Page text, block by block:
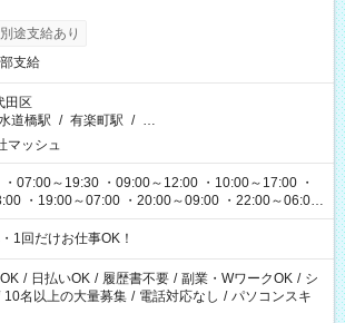
途支給あり
支給
田区
道橋駅 / 有楽町駅 / …
マッシュ
07:00～19:30 ・09:00～12:00 ・10:00～17:00 ・
・19:00～07:00 ・20:00～09:00 ・22:00～06:00
ご紹介！ ※シフトは
1回だけお仕事OK！
/ 日払いOK / 履歴書不要 / 副業・WワークOK / シ
10名以上の大量募集 / 電話対応なし / パソコンスキ